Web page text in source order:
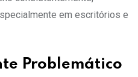
em escritórios e
Problemático